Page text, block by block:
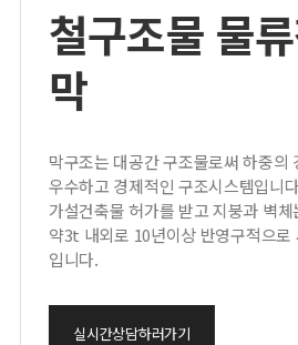
철구조물 물
막
막구조는 대공간 구조물로써 하중의
우수하고 경제적인 구조시스템입니
가설건축물 허가를 받고 지붕과 벽
약3t 내외로 10년이상 반영구적으로
입니다.
실시간상담하러가기